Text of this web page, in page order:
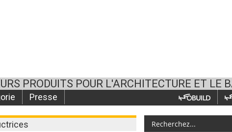
PRODUITS POUR L'ARCHITECTURE ET LE
Presse